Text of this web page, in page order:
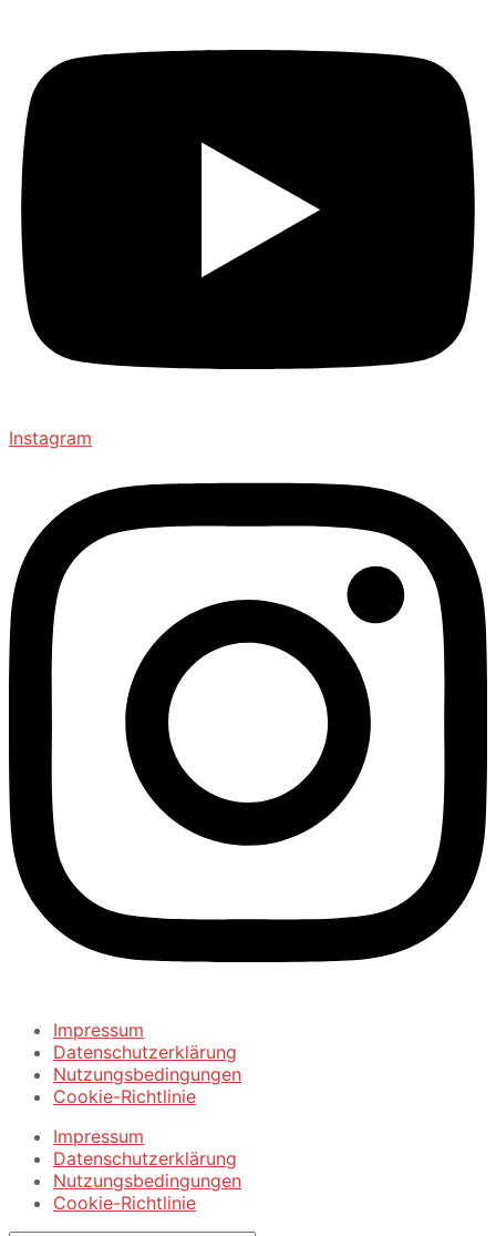
Instagram
Impressum
Datenschutzerklärung
Nutzungsbedingungen
Cookie-Richtlinie
Impressum
Datenschutzerklärung
Nutzungsbedingungen
Cookie-Richtlinie